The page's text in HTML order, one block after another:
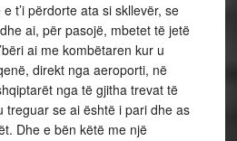
t’i përdorte ata si skllevër, se
ai, për pasojë, mbetet të jetë
ai me kombëtaren kur u
direkt nga aeroporti, në
nga të gjitha trevat të
treguar se ai është i pari dhe as
Dhe e bën këtë me një